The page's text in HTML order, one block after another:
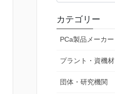
カテゴリー
PCa製品メーカー
プラント・資機材
団体・研究機関